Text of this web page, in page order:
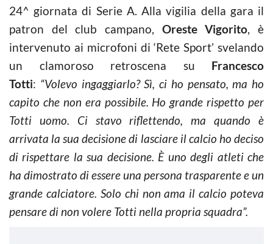
24^ giornata di Serie A. Alla vigilia della gara il
patron del club campano, Oreste Vigorito, è
intervenuto ai microfoni di ‘Rete Sport’ svelando
un clamoroso retroscena su Francesco
Totti: “Volevo ingaggiarlo? Sì, ci ho pensato, ma ho
capito che non era possibile. Ho grande rispetto per
Totti uomo. Ci stavo riflettendo, ma quando è
arrivata la sua decisione di lasciare il calcio ho deciso
di rispettare la sua decisione. È uno degli atleti che
ha dimostrato di essere una persona trasparente e un
grande calciatore. Solo chi non ama il calcio poteva
pensare di non volere Totti nella propria squadra”.